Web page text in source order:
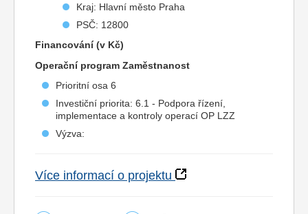
Kraj: Hlavní město Praha
PSČ: 12800
Financování (v Kč)
Operační program Zaměstnanost
Prioritní osa 6
Investiční priorita: 6.1 - Podpora řízení,
implementace a kontroly operací OP LZZ
Výzva:
Více informací o projektu